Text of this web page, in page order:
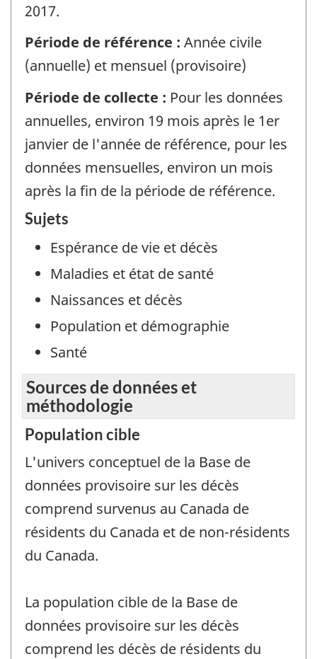
2017.
Période de référence : Année civile
(annuelle) et mensuel (provisoire)
Période de collecte : Pour les données
annuelles, environ 19 mois après le 1er
janvier de l'année de référence, pour les
données mensuelles, environ un mois
après la fin de la période de référence.
Sujets
Espérance de vie et décès
Maladies et état de santé
Naissances et décès
Population et démographie
Santé
Sources de données et
méthodologie
Population cible
L'univers conceptuel de la Base de
données provisoire sur les décès
comprend survenus au Canada de
résidents du Canada et de non-résidents
du Canada.
La population cible de la Base de
données provisoire sur les décès
comprend les décès de résidents du